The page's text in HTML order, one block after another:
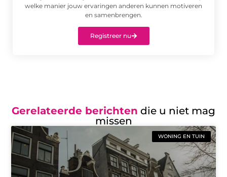
welke manier jouw ervaringen anderen kunnen motiveren
en samenbrengen.
Registreer nu
Gerelateerde berichten die u niet mag
missen
WONING EN TUIN